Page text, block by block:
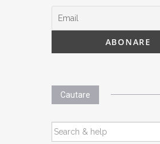
Cautare
SEARCH
FOR: